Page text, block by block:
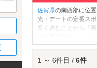
佐賀県の南西部に位
光・デートの定番ス
多く含むことから「
能を実感することが
の「笠間稲荷神社」
の鳥居の連なるゾー
ひと息。嬉野・鹿島
1 ～ 6件目 / 6件